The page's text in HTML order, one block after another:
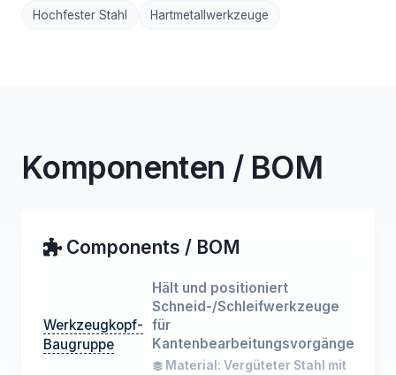
Hochfester Stahl Hartmetallwerkzeuge
Komponenten / BOM
Components / BOM
Werkzeugkopf-
Baugruppe
Hält und positioniert
Schneid-/Schleifwerkzeuge
für
Kantenbearbeitungsvorgänge
Material: Vergüteter Stahl mit